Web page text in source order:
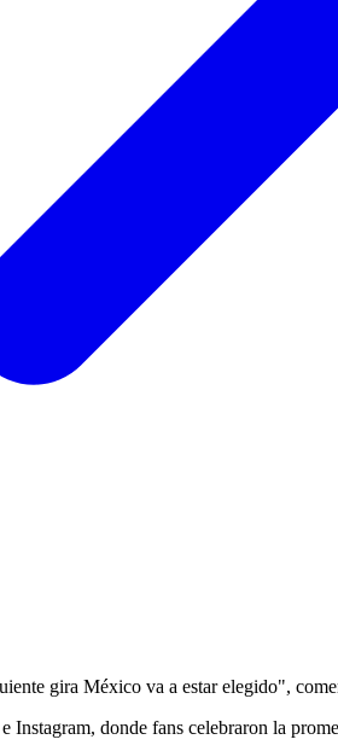
gira México va a estar elegido",
donde fans celebraron la